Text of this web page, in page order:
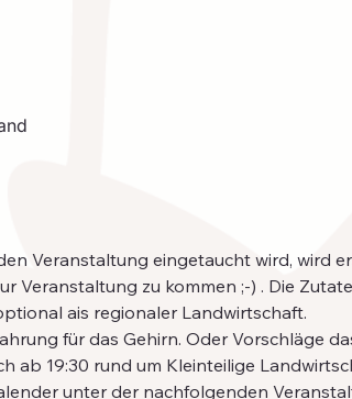
Veranstaltung eingetaucht wird, wird
Veranstaltung zu kommen ;-) . Die
ais regionaler Landwirtschaft.
ab 19:30 rund um Kleinteilige
unter der nachfolgenden